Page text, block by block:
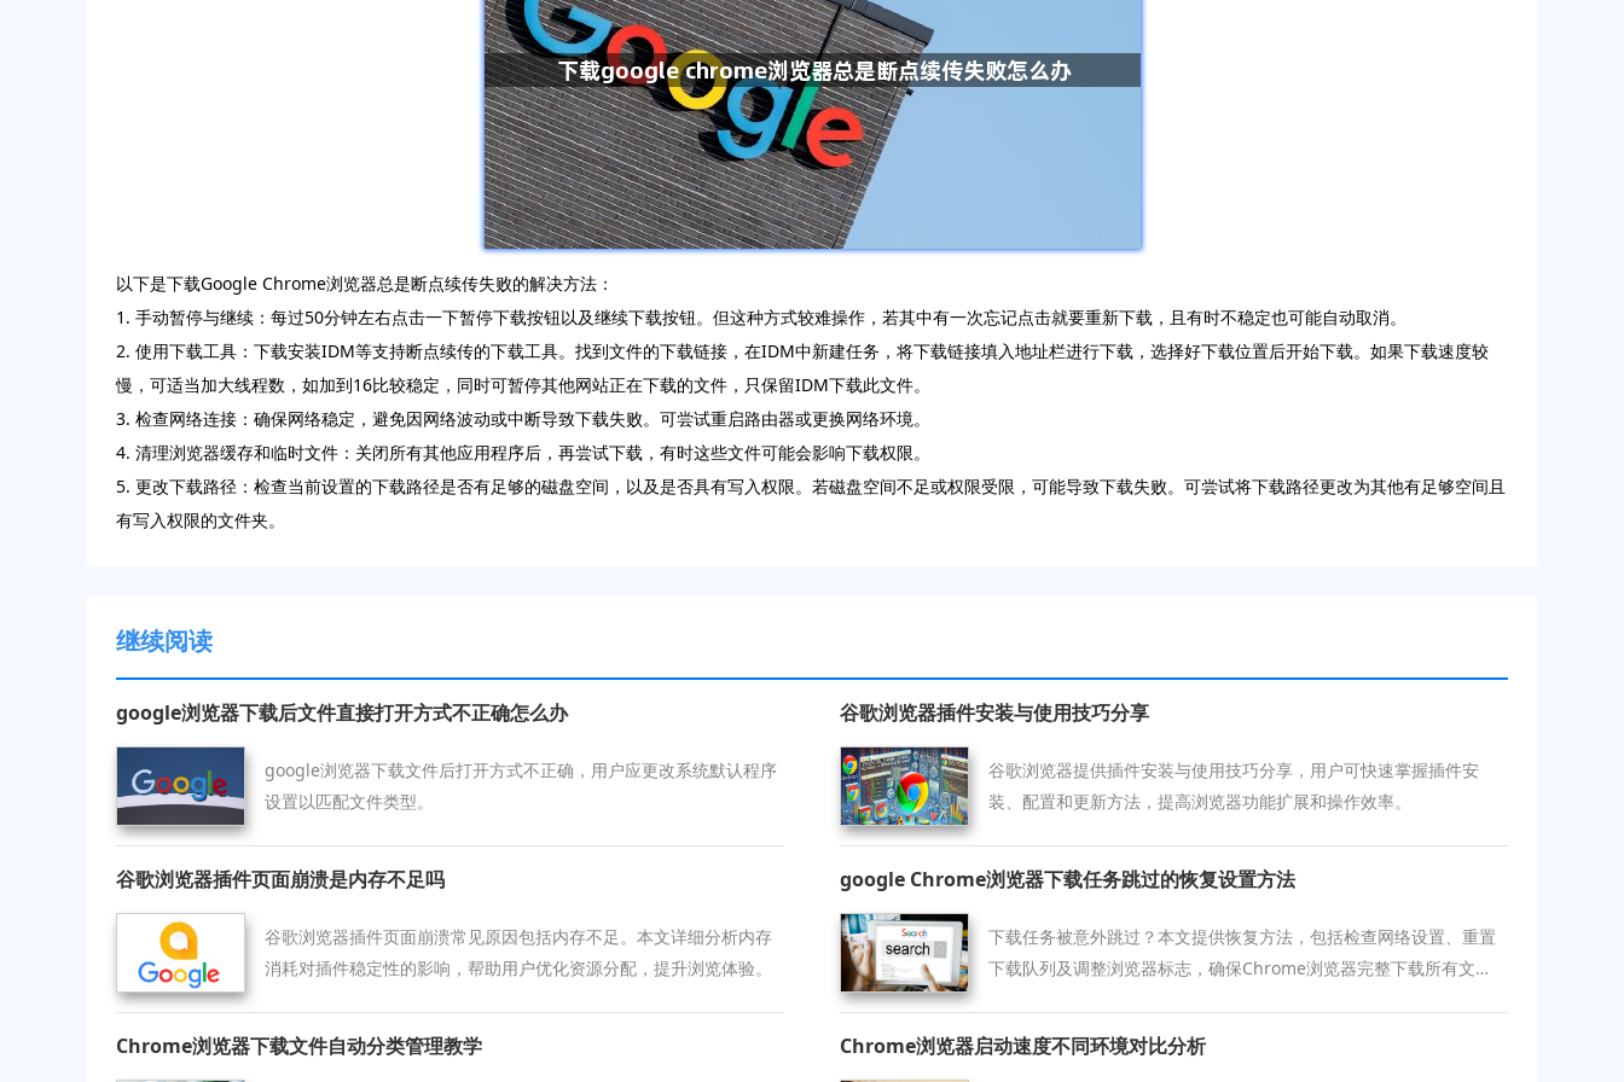
以下是下载Google Chrome浏览器总是断点续传失败的解决方法：
1. 手动暂停与继续：每过50分钟左右点击一下暂停下载按钮以及继续下载按钮。但这种方式较难操作，若其中有一次忘记点击就要重新下载，且有时不稳定也可能自动取消。
2. 使用下载工具：下载安装IDM等支持断点续传的下载工具。找到文件的下载链接，在IDM中新建任务，将下载链接填入地址栏进行下载，选择好下载位置后开始下载。如果下载速度较
慢，可适当加大线程数，如加到16比较稳定，同时可暂停其他网站正在下载的文件，只保留IDM下载此文件。
3. 检查网络连接：确保网络稳定，避免因网络波动或中断导致下载失败。可尝试重启路由器或更换网络环境。
4. 清理浏览器缓存和临时文件：关闭所有其他应用程序后，再尝试下载，有时这些文件可能会影响下载权限。
5. 更改下载路径：检查当前设置的下载路径是否有足够的磁盘空间，以及是否具有写入权限。若磁盘空间不足或权限受限，可能导致下载失败。可尝试将下载路径更改为其他有足够空间且
有写入权限的文件夹。
继续阅读
google浏览器下载后文件直接打开方式不正确怎么办
google浏览器下载文件后打开方式不正确，用户应更改系统默认程序
设置以匹配文件类型。
谷歌浏览器插件安装与使用技巧分享
谷歌浏览器提供插件安装与使用技巧分享，用户可快速掌握插件安
装、配置和更新方法，提高浏览器功能扩展和操作效率。
谷歌浏览器插件页面崩溃是内存不足吗
谷歌浏览器插件页面崩溃常见原因包括内存不足。本文详细分析内存
消耗对插件稳定性的影响，帮助用户优化资源分配，提升浏览体验。
google Chrome浏览器下载任务跳过的恢复设置方法
下载任务被意外跳过？本文提供恢复方法，包括检查网络设置、重置
下载队列及调整浏览器标志，确保Chrome浏览器完整下载所有文
Chrome浏览器下载文件自动分类管理教学 Chrome浏览器启动速度不同环境对比分析